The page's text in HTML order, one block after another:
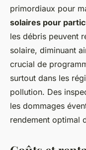
primordiaux pour
solaires pour
les débris peuvent
solaire, diminuant
crucial de
surtout dans les
pollution. Des
les dommages
rendement optimal